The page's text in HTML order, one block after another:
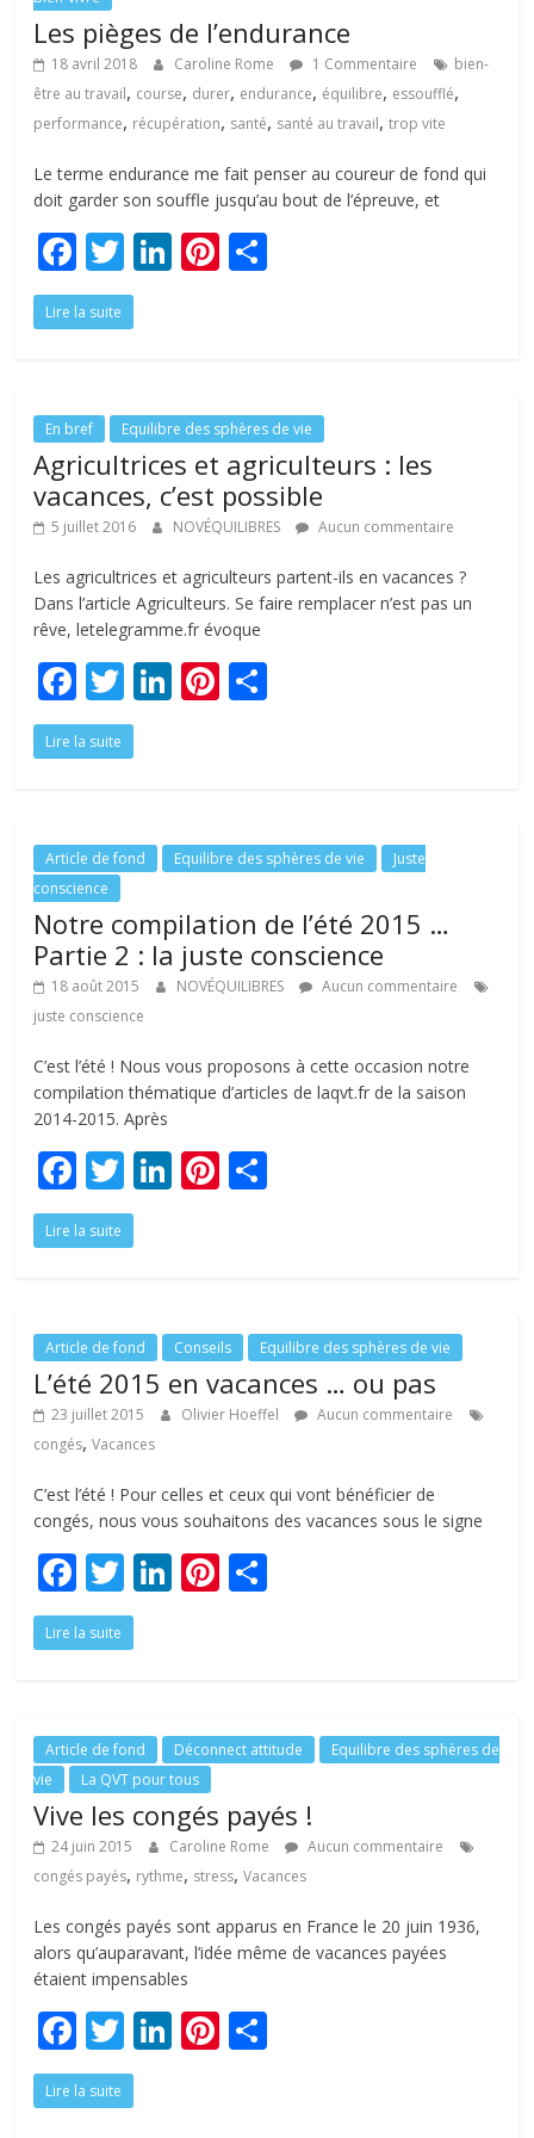
Les pièges de l’endurance
18 avril 2018 Caroline Rome 1 Commentaire
bien-
être au travail, course, durer, endurance, équilibre, essoufflé,
performance, récupération, santé, santé au travail,trop vite
Le terme endurance me fait penser au coureur de fond qui
doit garder son souffle jusqu’au bout de l’épreuve, et
F
ac
e
o
o
k
T
w
itt
Li
dI
n
Pi
st er
Lire la suite
En bref Equilibre des sphères de vie
Agricultrices et agriculteurs : les
vacances, c’est possible
5 juillet 2016 NOVÉQUILIBRES Aucun commentaire
Les agricultrices et agriculteurs partent-ils en vacances ?
Dans l’article Agriculteurs. Se faire remplacer n’est pas un
rêve, letelegramme.fr évoque
F
ac
e
o
o
k
T
w
itt
Li
dI
n
Pi
st er
Lire la suite
Article de fond Equilibre des sphères de vie
Juste
conscience
Notre compilation de l’été 2015 …
Partie 2 : la juste conscience
18 août 2015 NOVÉQUILIBRES
Aucun commentaire
juste conscience
C’est l’été ! Nous vous proposons à cette occasion notre
compilation thématique d’articles de laqvt.fr de la saison
2014-2015. Après
F
ac
e
o
o
k
T
w
itt
Li
dI
n
Pi
st er
Lire la suite
Article de fond Conseils Equilibre des sphères de vie
L’été 2015 en vacances … ou pas
23 juillet 2015 Olivier Hoeffel
Aucun commentaire
congés,Vacances
C’est l’été ! Pour celles et ceux qui vont bénéficier de
congés, nous vous souhaitons des vacances sous le signe
F
ac
e
o
o
k
T
w
itt
Li
dI
n
Pi
st er
Lire la suite
Article de fond Déconnect attitude
Equilibre des sphères de
vie
La QVT pour tous
Vive les congés payés !
24 juin 2015 Caroline Rome
Aucun commentaire
congés payés, rythme, stress,Vacances
Les congés payés sont apparus en France le 20 juin 1936,
alors qu’auparavant, l’idée même de vacances payées
étaient impensables
F
ac
e
T
w
itt
Li Pi
Lire la suite